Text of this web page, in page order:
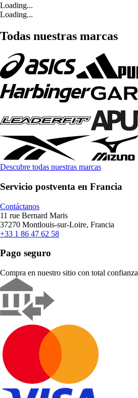
Loading...
Loading...
Todas nuestras marcas
Descubre todas nuestras marcas
Servicio postventa en Francia
Contáctanos
11 rue Bernard Maris
37270 Montlouis-sur-Loire, Francia
+33 1 86 47 62 58
Pago seguro
Compra en nuestro sitio con total confianza